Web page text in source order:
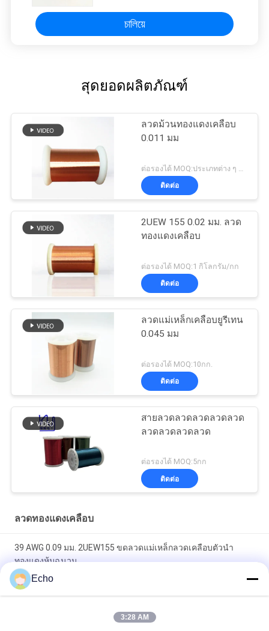
চালিয়ে
สุดยอดผลิตภัณฑ์
ลวดม้วนทองแดงเคลือบ
0.011 มม
ต่อรองได้ MOQ:ประเภทต่าง ๆ ที่แตกต่างกันMOQ
ติดต่อ
2UEW 155 0.02 มม. ลวด
ทองแดงเคลือบ
ต่อรองได้ MOQ:1 กิโลกรัม/กก
ติดต่อ
ลวดแม่เหล็กเคลือบยูรีเทน
0.045 มม
ต่อรองได้ MOQ:10กก.
ติดต่อ
สายลวดลวดลวดลวดลวด
ลวดลวดลวดลวด
ต่อรองได้ MOQ:5กก
ติดต่อ
ลวดทองแดงเคลือบ
39 AWG 0.09 มม. 2UEW155 ขดลวดแม่เหล็กลวดเคลือบตัวนำ
ทองแดงหุ้มฉนวน
0.011 มม. 2UEW155 ลวดทองแดงเคลือบสำหรับขดลวดมอเตอร์
Ruiyuan Super Super Thin Winding Coils ลวดทองแดงเคลือบฟัน
Echo
3:28 AM